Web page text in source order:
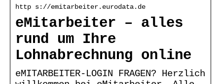
http s://emitarbeiter.eurodata.de
eMitarbeiter – alles
rund um Ihre
Lohnabrechnung online
eMITARBEITER-LOGIN FRAGEN? Herzlich